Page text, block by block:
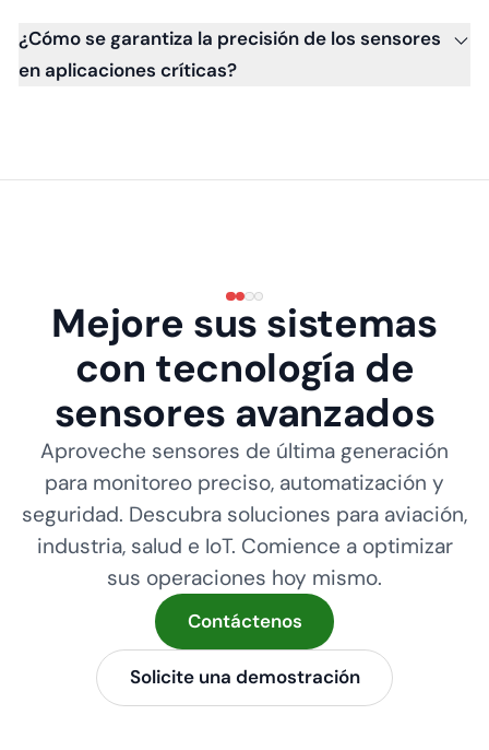
¿Cómo se garantiza la precisión de los sensores
en aplicaciones críticas?
Mejore sus sistemas
con tecnología de
sensores avanzados
Aproveche sensores de última generación
para monitoreo preciso, automatización y
seguridad. Descubra soluciones para aviación,
industria, salud e IoT. Comience a optimizar
sus operaciones hoy mismo.
Contáctenos
Solicite una demostración